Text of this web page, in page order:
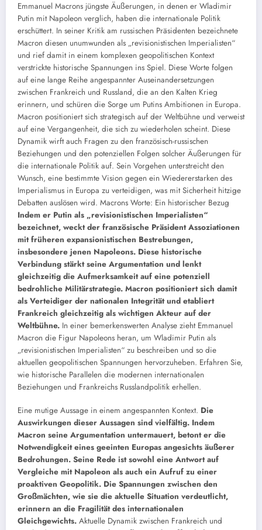
Emmanuel Macrons jüngste Äußerungen, in denen er Wladimir
Putin mit Napoleon verglich, haben die internationale Politik
erschüttert. In seiner Kritik am russischen Präsidenten bezeichnete
Macron diesen unumwunden als „revisionistischen Imperialisten“
und rief damit in einem komplexen geopolitischen Kontext
verstrickte historische Spannungen ins Spiel. Diese Worte folgen
auf eine lange Reihe angespannter Auseinandersetzungen
zwischen Frankreich und Russland, die an den Kalten Krieg
erinnern, und schüren die Sorge um Putins Ambitionen in Europa.
Macron positioniert sich strategisch auf der Weltbühne und verweist
auf eine Vergangenheit, die sich zu wiederholen scheint. Diese
Dynamik wirft auch Fragen zu den französisch-russischen
Beziehungen und den potenziellen Folgen solcher Äußerungen für
die internationale Politik auf. Sein Vorgehen unterstreicht den
Wunsch, eine bestimmte Vision gegen ein Wiedererstarken des
Imperialismus in Europa zu verteidigen, was mit Sicherheit hitzige
Debatten auslösen wird. Macrons Worte: Ein historischer Bezug
Indem er Putin als „revisionistischen Imperialisten“
bezeichnet, weckt der französische Präsident Assoziationen
mit früheren expansionistischen Bestrebungen,
insbesondere jenen Napoleons. Diese historische
Verbindung stärkt seine Argumentation und lenkt
gleichzeitig die Aufmerksamkeit auf eine potenziell
bedrohliche Militärstrategie. Macron positioniert sich damit
als Verteidiger der nationalen Integrität und etabliert
Frankreich gleichzeitig als wichtigen Akteur auf der
Weltbühne. In einer bemerkenswerten Analyse zieht Emmanuel
Macron die Figur Napoleons heran, um Wladimir Putin als
„revisionistischen Imperialisten“ zu beschreiben und so die
aktuellen geopolitischen Spannungen hervorzuheben. Erfahren Sie,
wie historische Parallelen die modernen internationalen
Beziehungen und Frankreichs Russlandpolitik erhellen.
Eine mutige Aussage in einem angespannten Kontext. Die
Auswirkungen dieser Aussagen sind vielfältig. Indem
Macron seine Argumentation untermauert, betont er die
Notwendigkeit eines geeinten Europas angesichts äußerer
Bedrohungen. Seine Rede ist sowohl eine Antwort auf
Vergleiche mit Napoleon als auch ein Aufruf zu einer
proaktiven Geopolitik. Die Spannungen zwischen den
Großmächten, wie sie die aktuelle Situation verdeutlicht,
erinnern an die Fragilität des internationalen
Gleichgewichts. Aktuelle Dynamik zwischen Frankreich und